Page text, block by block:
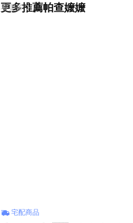
更多推薦帕查嬤嬤
看更多
宅配商品